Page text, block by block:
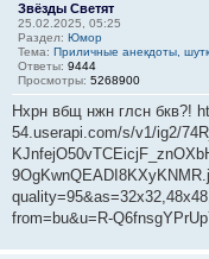
Звёзды Светят
25.02.2025, 05:25
Раздел: Юмор
Тема: Приличные анекдоты,
Ответы: 9444
Просмотры: 5268900
Нхрн вбщ нжн глсн бкв?!
54.userapi.com/s/v1/ig2/
from=bu&u=R-